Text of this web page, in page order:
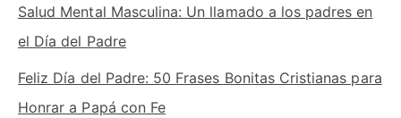
Salud Mental Masculina: Un llamado a los padres en
el Día del Padre
Feliz Día del Padre: 50 Frases Bonitas Cristianas para
Honrar a Papá con Fe